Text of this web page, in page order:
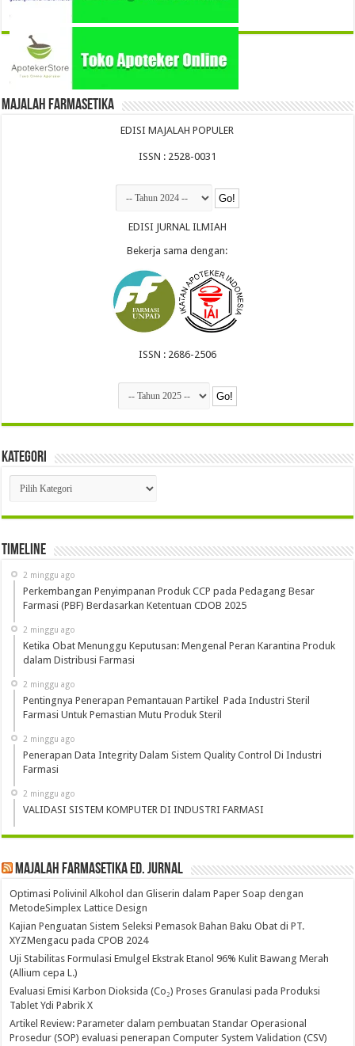
Majalah Farmasetika
EDISI MAJALAH POPULER
ISSN : 2528-0031
EDISI JURNAL ILMIAH
Bekerja sama dengan:
ISSN : 2686-2506
Kategori
Kategori
Timeline
2 minggu ago
Perkembangan Penyimpanan Produk CCP pada Pedagang Besar
Farmasi (PBF) Berdasarkan Ketentuan CDOB 2025
2 minggu ago
Ketika Obat Menunggu Keputusan: Mengenal Peran Karantina Produk
dalam Distribusi Farmasi
2 minggu ago
Pentingnya Penerapan Pemantauan Partikel Pada Industri Steril
Farmasi Untuk Pemastian Mutu Produk Steril
2 minggu ago
Penerapan Data Integrity Dalam Sistem Quality Control Di Industri
Farmasi
2 minggu ago
VALIDASI SISTEM KOMPUTER DI INDUSTRI FARMASI
Majalah Farmasetika Ed. Jurnal
Optimasi Polivinil Alkohol dan Gliserin dalam Paper Soap dengan
MetodeSimplex Lattice Design
Kajian Penguatan Sistem Seleksi Pemasok Bahan Baku Obat di PT.
XYZMengacu pada CPOB 2024
Uji Stabilitas Formulasi Emulgel Ekstrak Etanol 96% Kulit Bawang Merah
(Allium cepa L.)
Evaluasi Emisi Karbon Dioksida (Co₂) Proses Granulasi pada Produksi
Tablet Ydi Pabrik X
Artikel Review: Parameter dalam pembuatan Standar Operasional
Prosedur (SOP) evaluasi penerapan Computer System Validation (CSV)